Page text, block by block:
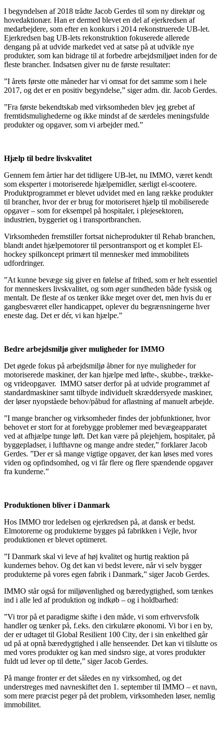
I begyndelsen af 2018 trådte Jacob Gerdes til som ny direktør og
hovedaktionær. Han er dermed blevet en del af ejerkredsen af
medarbejdere, som efter en konkurs i 2014 rekonstruerede UB-let.
Ejerkredsen bag UB-lets rekonstruktion fokuserede allerede
dengang på at udvide markedet ved at satse på at udvikle nye
produkter, som kan bidrage til at forbedre arbejdsmiljøet inden for de
fleste brancher. Indsatsen giver nu de første resultater:
”I årets første otte måneder har vi omsat for det samme som i hele
2017, og det er en positiv begyndelse,” siger adm. dir. Jacob Gerdes.
”Fra første bekendtskab med virksomheden blev jeg grebet af
fremtidsmulighederne og ikke mindst af de særdeles meningsfulde
produkter og opgaver, som vi arbejder med.”
Hjælp til bedre livskvalitet
Gennem fem årtier har det tidligere UB-let, nu IMMO, været kendt
som eksperter i motoriserede hjælpemidler, særligt el-scootere.
Produktprogrammet er blevet udvidet med en lang række produkter
til brancher, hvor der er brug for motoriseret hjælp til mobiliserede
opgaver – som for eksempel på hospitaler, i plejesektoren,
industrien, byggeriet og i transportbranchen.
Virksomheden fremstiller fortsat nicheprodukter til Rehab branchen,
blandt andet hjælpemotorer til persontransport og et komplet El-
hockey spilkoncept primært til mennesker med immobilitets
udfordringer.
”At kunne bevæge sig giver en følelse af frihed, som er helt essentiel
for menneskers livskvalitet, og som øger sundheden både fysisk og
mentalt. De fleste af os tænker ikke meget over det, men hvis du er
gangbesværet eller handicappet, oplever du begrænsningerne hver
eneste dag. Det er dér, vi kan hjælpe.”
Bedre arbejdsmiljø giver muligheder for IMMO
Det øgede fokus på arbejdsmiljø åbner for nye muligheder for
motoriserede maskiner, der kan hjælpe med løfte-, skubbe-, trække-
og vrideopgaver. IMMO satser derfor på at udvide programmet af
standardmaskiner samt tilbyde individuelt skræddersyede maskiner,
der løser nyopståede behov/påbud for aflastning af manuelt arbejde.
”I mange brancher og virksomheder findes der jobfunktioner, hvor
behovet er stort for at forebygge problemer med bevægeapparatet
ved at afhjælpe tunge løft. Det kan være på plejehjem, hospitaler, på
byggepladser, i lufthavne og mange andre steder,” forklarer Jacob
Gerdes. ”Der er så mange vigtige opgaver, der kan løses med vores
viden og opfindsomhed, og vi får flere og flere spændende opgaver
fra kunderne.”
Produktionen bliver i Danmark
Hos IMMO tror ledelsen og ejerkredsen på, at dansk er bedst.
Elmotorerne og produkterne bygges på fabrikken i Vejle, hvor
produktionen er blevet optimeret.
”I Danmark skal vi leve af høj kvalitet og hurtig reaktion på
kundernes behov. Og det kan vi bedst levere, når vi selv bygger
produkterne på vores egen fabrik i Danmark,” siger Jacob Gerdes.
IMMO står også for miljøvenlighed og bæredygtighed, som tænkes
ind i alle led af produktion og indkøb – og i holdbarhed:
”Vi tror på et paradigme skifte i den måde, vi som erhvervsfolk
handler og tænker på, f.eks. den cirkulære økonomi. Vi bor i en by,
der er udtaget til Global Resilient 100 City, der i sin enkelthed går
ud på at opnå bæredygtighed i alle henseender. Det kan vi tilslutte os
med vores produkter og kan med sindsro sige, at vores produkter
fuldt ud lever op til dette,” siger Jacob Gerdes.
På mange fronter er det således en ny virksomhed, og det
understreges med navneskiftet den 1. september til IMMO – et navn,
som mere præcist peger på det problem, virksomheden løser, nemlig
immobilitet.